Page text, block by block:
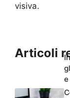
visiva.
Articoli